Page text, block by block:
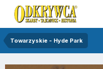
Towarzyskie - Hyde Park